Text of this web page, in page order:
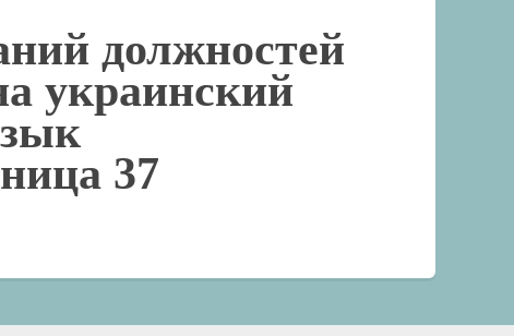
должностей
украинский
37